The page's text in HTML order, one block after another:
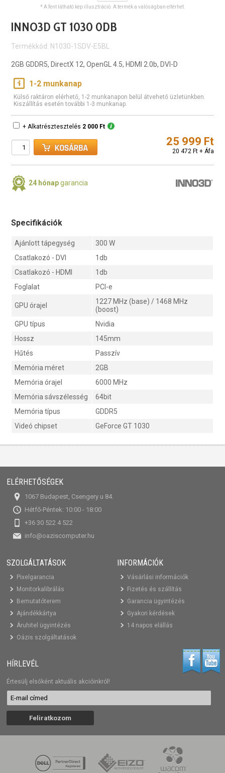
* A fent látható kép illusztráció. A termék a valóságban eltérhet.
INNO3D GT 1030 0DB
Termékkód: N1030-1SDV-E5BL
2GB GDDR5, DirectX 12, OpenGL 4.5, HDMI 2.0b, DVI-D
1-2 munkanap
Külső raktáron elérhető, 1-2 munkanapon belül átvehető üzletünkben.
Kiszállítás esetén további 1-3 munkanap.
+ Alkatrésztesztelés 2 000 Ft
25 999 Ft
20 472 Ft + Áfa
24 hónapgarancia
Specifikációk
Ajánlott tápegység
300 W
Csatlakozó - DVI
1db
Csatlakozó - HDMI
1db
Foglalat
PCI-e
GPU órajel
1227 MHz (base) / 1468 MHz
(boost)
GPU típus
Nvidia
Hossz
145mm
Hűtés
Passzív
Memória méret
2GB
Memória órajel
6000 MHz
Memória sávszélesség
64bit
Memória típus
GDDR5
Videó chipset
GeForce GT 1030
ELÉRHETŐSÉGEK
1067 Budapest, Csengery u 84.
Hétfő-Péntek: 10:00 - 18:00
+36 30 522 4 522
info@oaziscomputer.hu
SZOLGÁLTATÁSOK
Pixelgarancia
Monitorkalibrálás
Bemutatóterem
Ajándékkártya
Áruhitel ügyintézés
Oázis szolgáltatások
INFORMÁCIÓK
Vásárlási információk
Fizetés és szállítás
Garancia ügyintézés
Gyakori kérdések
14 napos elállás
HÍRLEVÉL
Értesülj elsőként aktuális akcióinkról!